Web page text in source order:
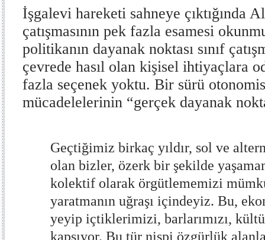
İşgalevi hareketi sahneye çıktığında
çatışmasının pek fazla esamesi
politikanın dayanak noktası sınıf
çevrede hasıl olan kişisel ihtiyaçlara
fazla seçenek yoktu. Bir sürü
mücadelelerinin “gerçek dayanak
Geçtiğimiz birkaç yıldır, sol ve
olan bizler, özerk bir şekilde
kolektif olarak örgütlememizi
yaratmanın uğraşı içindeyiz. Bu,
yeyip içtiklerimizi, barlarımızı,
kapsıyor. Bu tür nispi özgürlük